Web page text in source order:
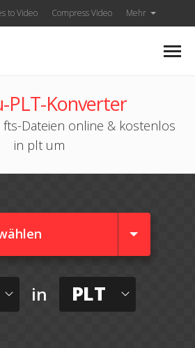
to Video Compress Video Mehr
PLT-Konverter
Dateien online & kostenlos
in plt um
in PLT